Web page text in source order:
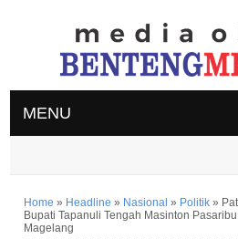
MENU
Home » Headline » Nasional » Politik »
Bupati Tapanuli Tengah Masinton
Magelang